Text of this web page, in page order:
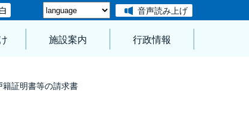
音声読み上げ
施設案内 行政情報
籍証明書等の請求書